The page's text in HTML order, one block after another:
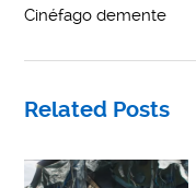
Cinéfago demente
Related Posts